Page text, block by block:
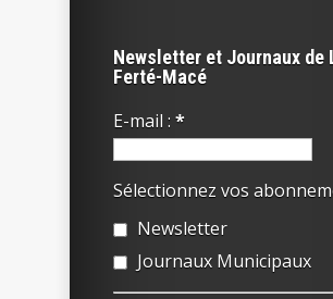
Newsletter et Journaux de
Ferté-Macé
E-mail : *
Sélectionnez vos
Newsletter
Journaux Municipaux